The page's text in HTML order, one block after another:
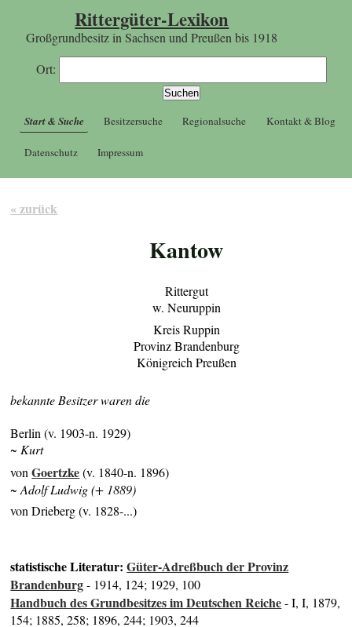
Rittergüter-Lexikon
Großgrundbesitz in Sachsen und Preußen bis 1918
Ort:
Start & Suche Besitzersuche Regionalsuche Kontakt & Blog
Datenschutz Impressum
« zurück
Kantow
Rittergut
w. Neuruppin
Kreis Ruppin
Provinz Brandenburg
Königreich Preußen
bekannte Besitzer waren die
Berlin (v. 1903-n. 1929)
~ Kurt
vonGoertzke(v. 1840-n. 1896)
~ Adolf Ludwig (+ 1889)
von Drieberg (v. 1828-...)
statistische Literatur:Güter-Adreßbuch der Provinz
Brandenburg- 1914, 124; 1929, 100
Handbuch des Grundbesitzes im Deutschen Reiche- I, I, 1879,
154; 1885, 258; 1896, 244; 1903, 244